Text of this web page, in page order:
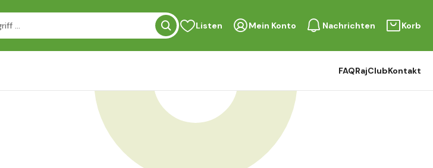
Listen Mein Konto Nachrichten Korb
FAQRajClubKontakt